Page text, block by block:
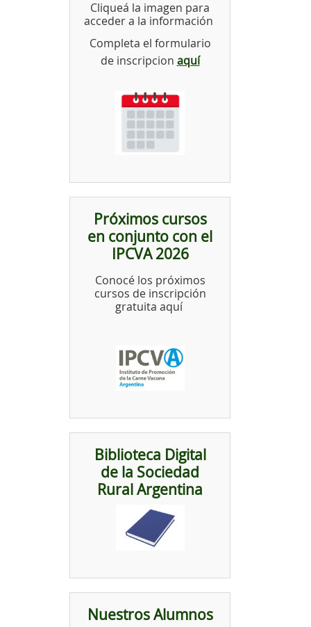
Cliqueá la imagen para
acceder a la información
Completa el formulario
de inscripcion aquí
Próximos cursos
en conjunto con el
IPCVA 2026
Conocé los próximos
cursos de inscripción
gratuita aquí
Biblioteca Digital
de la Sociedad
Rural Argentina
Nuestros Alumnos